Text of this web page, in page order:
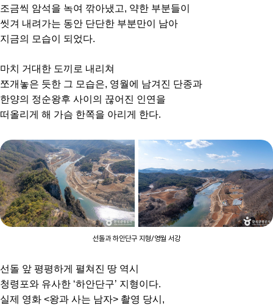
조금씩 암석을 녹여 깎아냈고, 약한 부분들이
씻겨 내려가는 동안 단단한 부분만이 남아
지금의 모습이 되었다.
마치 거대한 도끼로 내리쳐
쪼개놓은 듯한 그 모습은, 영월에 남겨진 단종과
한양의 정순왕후 사이의 끊어진 인연을
떠올리게 해 가슴 한쪽을 아리게 한다.
선돌과 하안단구 지형/영월 서강
선돌 앞 평평하게 펼쳐진 땅 역시
청령포와 유사한 ‘하안단구’ 지형이다.
실제 영화 <왕과 사는 남자> 촬영 당시,